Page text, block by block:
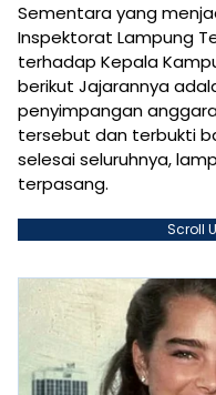
Sementara yang
Inspektorat Lampung
terhadap Kepala
berikut Jajarannya
penyimpangan
tersebut dan terbukti
selesai seluruhnya,
terpasang.
Scroll